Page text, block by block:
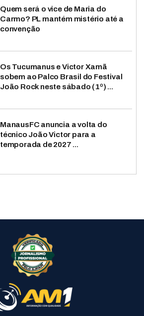
Quem será o vice de Maria do
Carmo? PL mantém mistério até a
convenção
Os Tucumanus e Victor Xamã
sobem ao Palco Brasil do Festival
João Rock neste sábado (1º) ...
ManausFC anuncia a volta do
técnico João Victor para a
temporada de 2027 ...